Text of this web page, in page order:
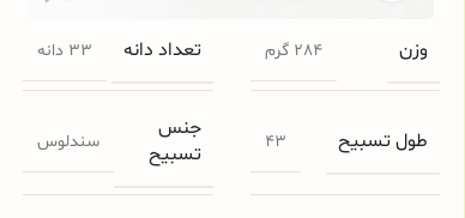
وزن 284 گرم تعداد دانه 33 دانه
طول تسبیح 43
جنس
تسبیح
سندلوس